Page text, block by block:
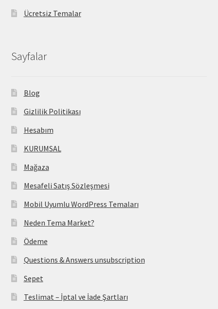
Ücretsiz Temalar
Sayfalar
Blog
Gizlilik Politikası
Hesabım
KURUMSAL
Mağaza
Mesafeli Satış Sözleşmesi
Mobil Uyumlu WordPress Temaları
Neden Tema Market?
Ödeme
Questions & Answers unsubscription
Sepet
Teslimat – İptal ve İade Şartları